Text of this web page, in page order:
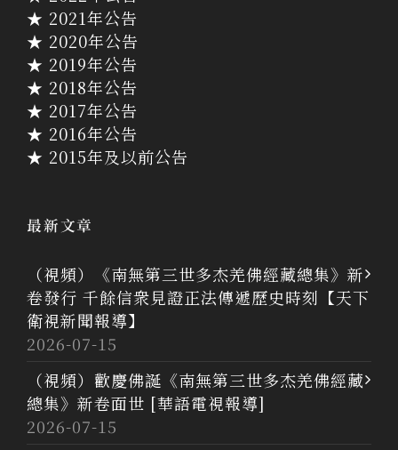
★ 2021年公告
★ 2020年公告
★ 2019年公告
★ 2018年公告
★ 2017年公告
★ 2016年公告
★ 2015年及以前公告
最新文章
（視頻）《南無第三世多杰羌佛經藏總集》新
卷發行 千餘信衆見證正法傳遞歷史時刻【天下
衛視新聞報導】
2026-07-15
（視頻）歡慶佛誕《南無第三世多杰羌佛經藏
總集》新卷面世 [華語電視報導]
2026-07-15